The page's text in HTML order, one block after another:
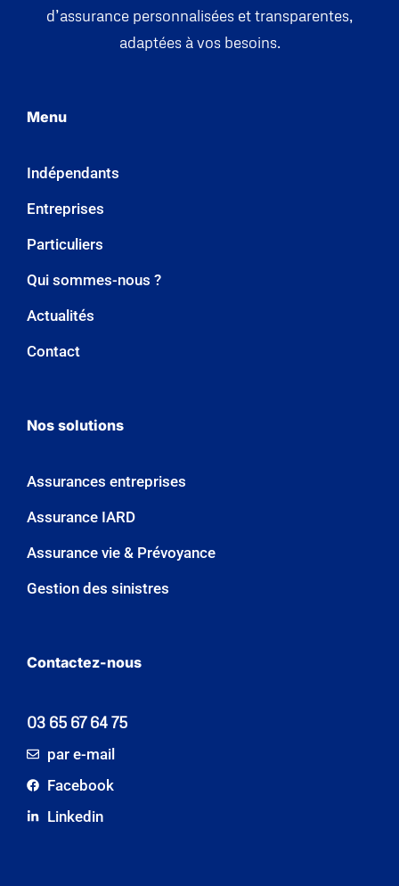
d’assurance personnalisées et transparentes,
adaptées à vos besoins.
Menu
Indépendants
Entreprises
Particuliers
Qui sommes-nous ?
Actualités
Contact
Nos solutions
Assurances entreprises
Assurance IARD
Assurance vie & Prévoyance
Gestion des sinistres
Contactez-nous
03 65 67 64 75
par e-mail
Facebook
Linkedin